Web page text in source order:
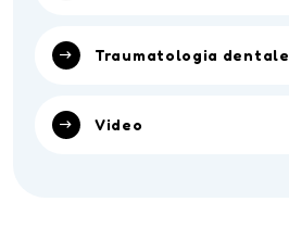
Traumatologia dentale
Video